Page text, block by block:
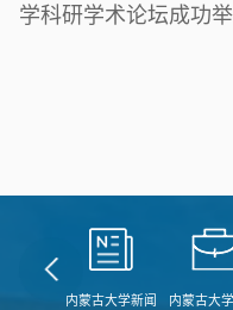
学科研学术论坛成功
内蒙古大学新闻
内蒙古大